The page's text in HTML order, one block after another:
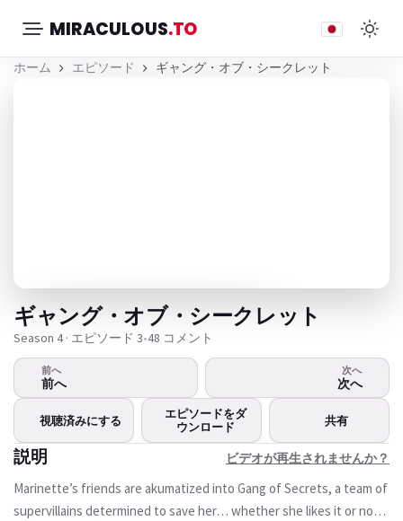
MIRACULOUS.TO
ホーム エピソード ギャング・オブ・シークレット
ビデオが再生されませんか？
この動画は現在ご利用いただけま
ギャング・オブ・シークレット
Season 4 · エピソード 3•48 コメント
前へ
前へ
次へ
次へ
視聴済みにする
エピソードをダ
ウンロード
共有
説明 ビデオが再生されませんか？
Marinette’s friends are akumatized into Gang of Secrets, a team of
supervillains determined to save her… whether she likes it or not!